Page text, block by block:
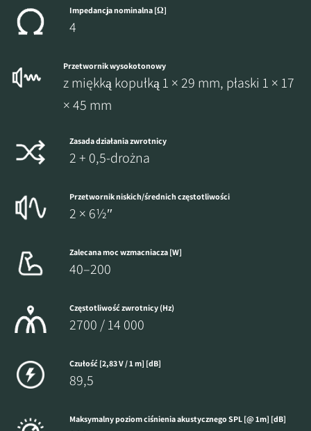
Impedancja nominalna [Ω]
4
Przetwornik wysokotonowy
z miękką kopułką 1 × 29 mm, płaski 1 × 17
× 45 mm
Zasada działania zwrotnicy
2 + 0,5-drożna
Przetwornik niskich/średnich częstotliwości
2 × 6½″
Zalecana moc wzmacniacza [W]
40–200
Częstotliwość zwrotnicy (Hz)
2700 / 14 000
Czułość [2,83 V / 1 m] [dB]
89,5
Maksymalny poziom ciśnienia akustycznego SPL [@ 1m] [dB]